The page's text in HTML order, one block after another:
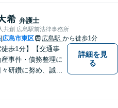
が実現できるよ
一人ひとりに寄り
決へ導きます。
希 弁護士
共創 広島駅前法律事務所
| 広島市東区 広島駅 から徒歩1分
徒歩1分】【交通事
事件・債務整理に
研鑽に努め、誠実
予防するためのア
詳細を見
る